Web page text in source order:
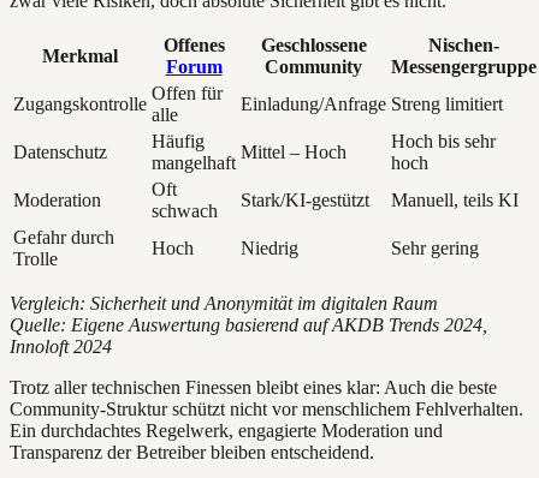
Merkmal
Offenes
Forum
Geschlossene
Community
Nischen-
Messengergruppe
Zugangskontrolle
Offen für
alle
Einladung/Anfrage Streng limitiert
Datenschutz
Häufig
mangelhaft
Mittel – Hoch
Hoch bis sehr
hoch
Moderation
Oft
schwach
Stark/KI-gestützt
Manuell, teils KI
Gefahr durch
Trolle
Hoch Niedrig Sehr gering
Vergleich: Sicherheit und Anonymität im digitalen Raum
Quelle: Eigene Auswertung basierend auf AKDB Trends 2024,
Innoloft 2024
Trotz aller technischen Finessen bleibt eines klar: Auch die beste
Community-Struktur schützt nicht vor menschlichem Fehlverhalten.
Ein durchdachtes Regelwerk, engagierte Moderation und
Transparenz der Betreiber bleiben entscheidend.